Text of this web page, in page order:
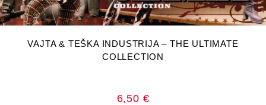
DODAJ U KOŠARICU
VAJTA & TEŠKA INDUSTRIJA – THE ULTIMATE
COLLECTION
6,50 €